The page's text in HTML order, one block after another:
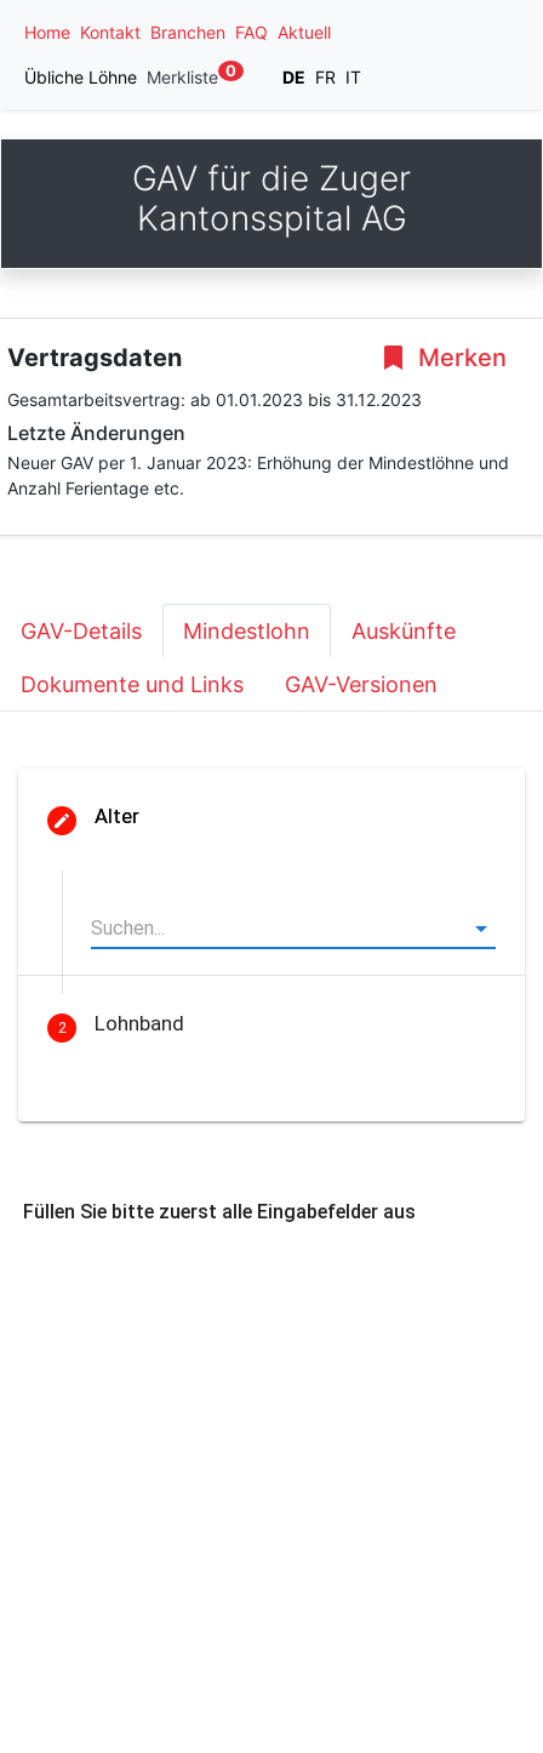
Home Kontakt Branchen FAQ Aktuell
Übliche Löhne Merkliste 0 DE FR IT
GAV für die Zuger
Kantonsspital AG
Merken
Vertragsdaten
Gesamtarbeitsvertrag: ab 01.01.2023 bis 31.12.2023
Letzte Änderungen
Neuer GAV per 1. Januar 2023: Erhöhung der Mindestlöhne und
Anzahl Ferientage etc.
GAV-Details Mindestlohn Auskünfte
Dokumente und Links GAV-Versionen
Alter
2 Lohnband
Füllen Sie bitte zuerst alle Eingabefelder aus